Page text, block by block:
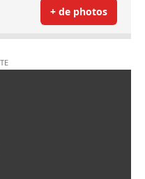
+ de photos